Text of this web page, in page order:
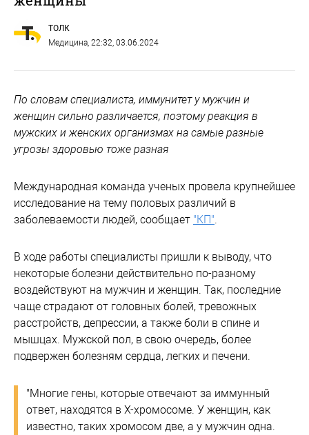
ТОЛК
Медицина , 22:32, 03.06.2024
По словам специалиста, иммунитет у мужчин и
женщин сильно различается, поэтому реакция в
мужских и женских организмах на самые разные
угрозы здоровью тоже разная
Международная команда ученых провела крупнейшее
исследование на тему половых различий в
заболеваемости людей, сообщает "КП"
В ходе работы специалисты пришли к выводу, что
некоторые болезни действительно по-разному
воздействуют на мужчин и женщин. Так, последние
чаще страдают от головных болей, тревожных
расстройств, депрессии, а также боли в спине и
мышцах. Мужской пол, в свою очередь, более
подвержен болезням сердца, легких и печени.
"Многие гены, которые отвечают за иммунный
ответ, находятся в Х-хромосоме. У женщин, как
известно, таких хромосом две, а у мужчин одна.